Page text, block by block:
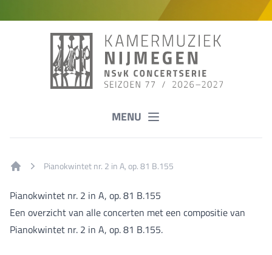
MENU
Pianokwintet nr. 2 in A, op. 81 B.155
Pianokwintet nr. 2 in A, op. 81 B.155
Een overzicht van alle concerten met een compositie van
Pianokwintet nr. 2 in A, op. 81 B.155.